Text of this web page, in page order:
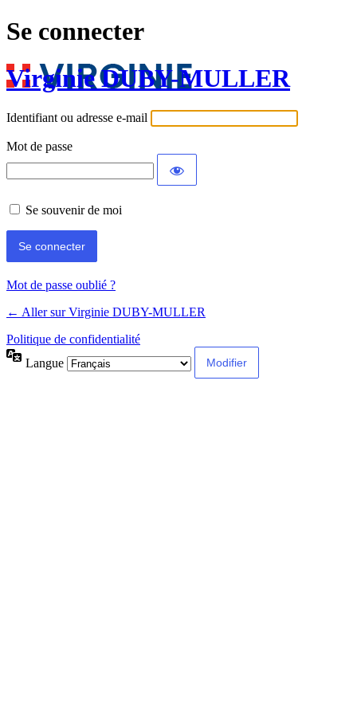
Se connecter
Virginie DUBY-MULLER
Identifiant ou adresse e-mail
Mot de passe
Se souvenir de moi
Mot de passe oublié ?
← Aller sur Virginie DUBY-MULLER
Politique de confidentialité
Langue